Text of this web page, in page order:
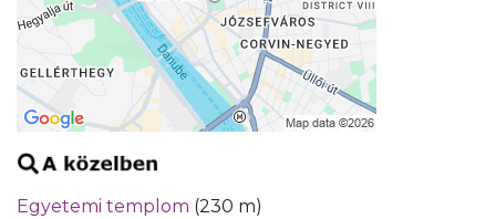
Egyetemi templom (230 m)